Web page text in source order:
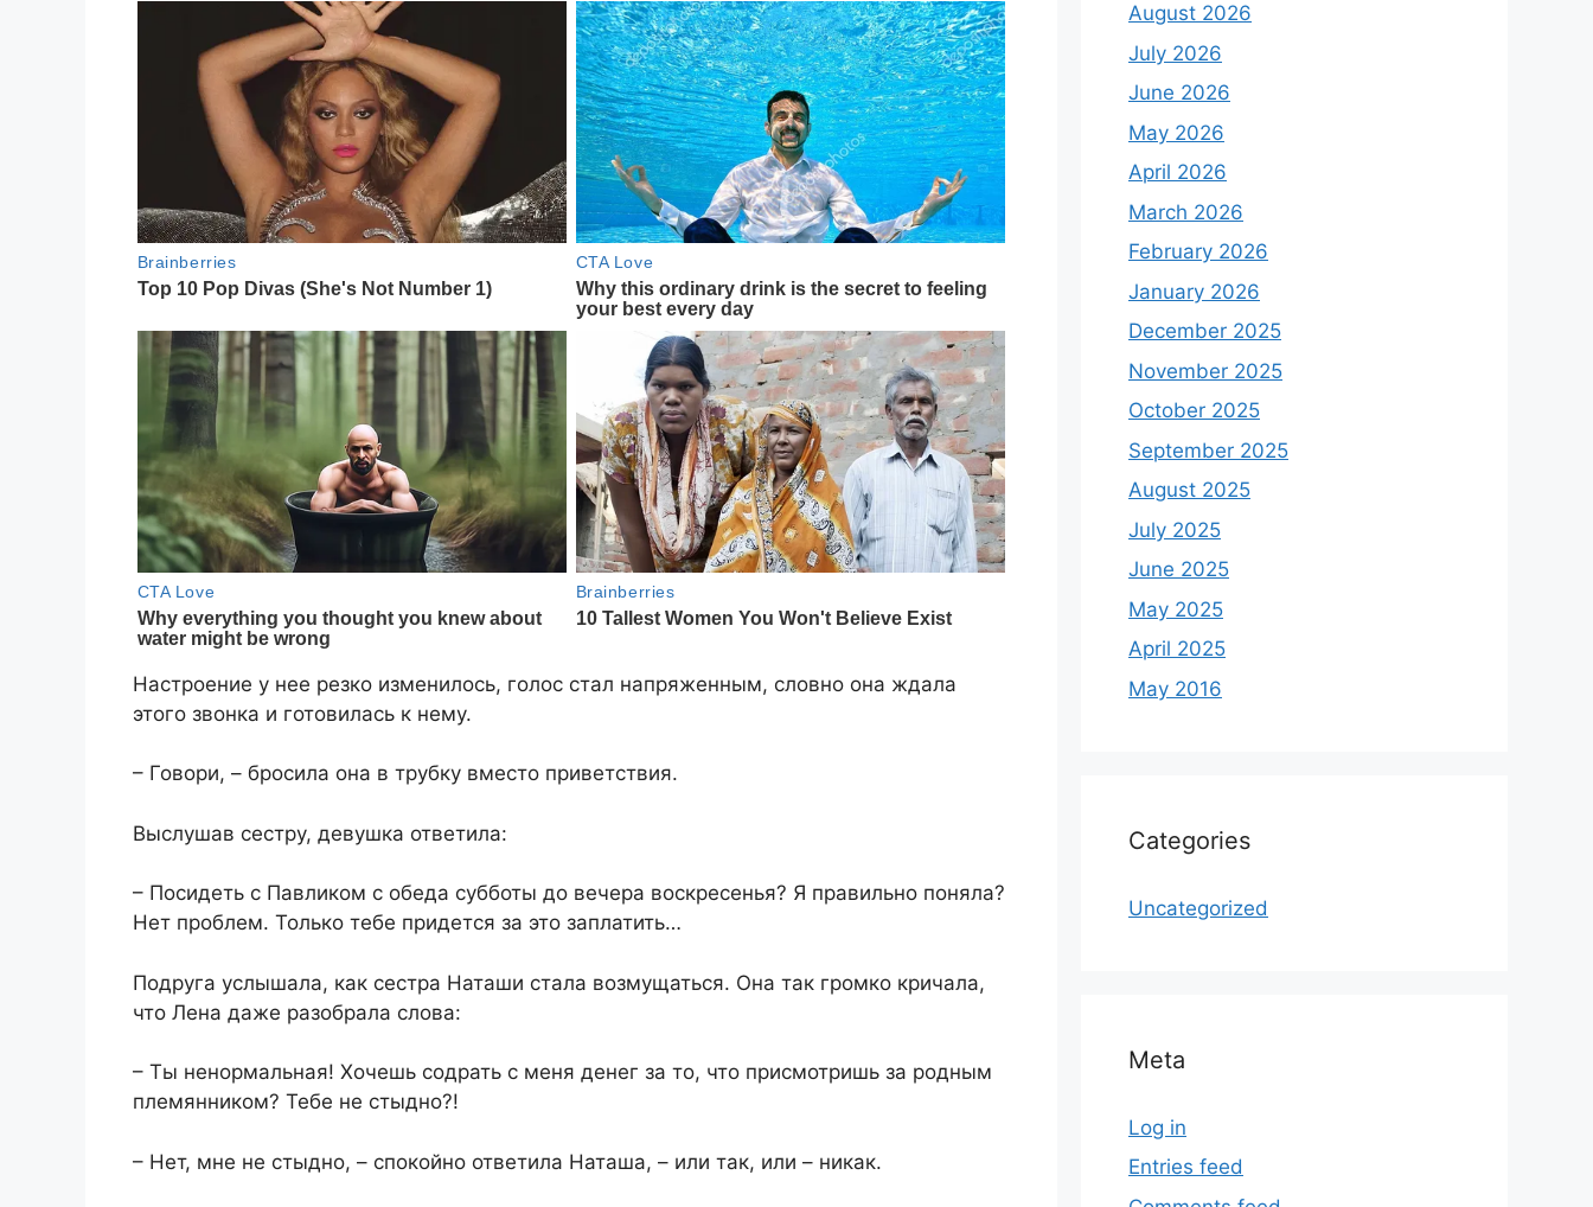
​Настроение у нее резко изменилось, голос стал напряженным, словно она ждала
этого звонка и готовилась к нему.​
​– Говори, – бросила она в трубку вместо приветствия.​​
​​Выслушав сестру, девушка ответила:​
​– Посидеть с Павликом с обеда субботы до вечера воскресенья? Я правильно поняла?
Нет проблем. Только тебе придется за это заплатить…​
​Подруга услышала, как сестра Наташи стала возмущаться. Она так громко кричала,
что Лена даже разобрала слова:​
​– Ты ненормальная! Хочешь содрать с меня денег за то, что присмотришь за родным
племянником? Тебе не стыдно?!​
​– Нет, мне не стыдно, – спокойно ответила Наташа, – или так, или – никак.​
August 2026
July 2026
June 2026
May 2026
April 2026
March 2026
February 2026
January 2026
December 2025
November 2025
October 2025
September 2025
August 2025
July 2025
June 2025
May 2025
April 2025
May 2016
Categories
Uncategorized
Meta
Log in
Entries feed